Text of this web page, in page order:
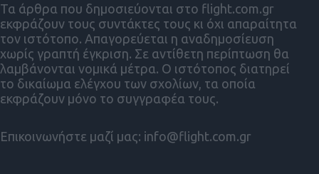
Τα άρθρα που δημοσιεύονται στο flight.com.gr
εκφράζουν τους συντάκτες τους κι όχι απαραίτητα
τον ιστότοπο. Απαγορεύεται η αναδημοσίευση
χωρίς γραπτή έγκριση. Σε αντίθετη περίπτωση θα
λαμβάνονται νομικά μέτρα. Ο ιστότοπος διατηρεί
το δικαίωμα ελέγχου των σχολίων, τα οποία
εκφράζουν μόνο το συγγραφέα τους.
Επικοινωνήστε μαζί μας: info@flight.com.gr